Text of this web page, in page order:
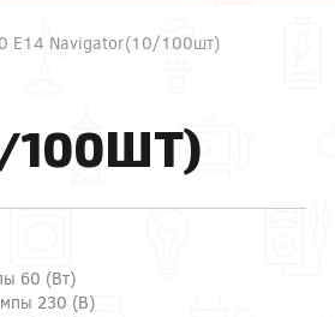
Е14 Navigator(10/100шт)
100ШТ)
60 (Вт)
230 (В)